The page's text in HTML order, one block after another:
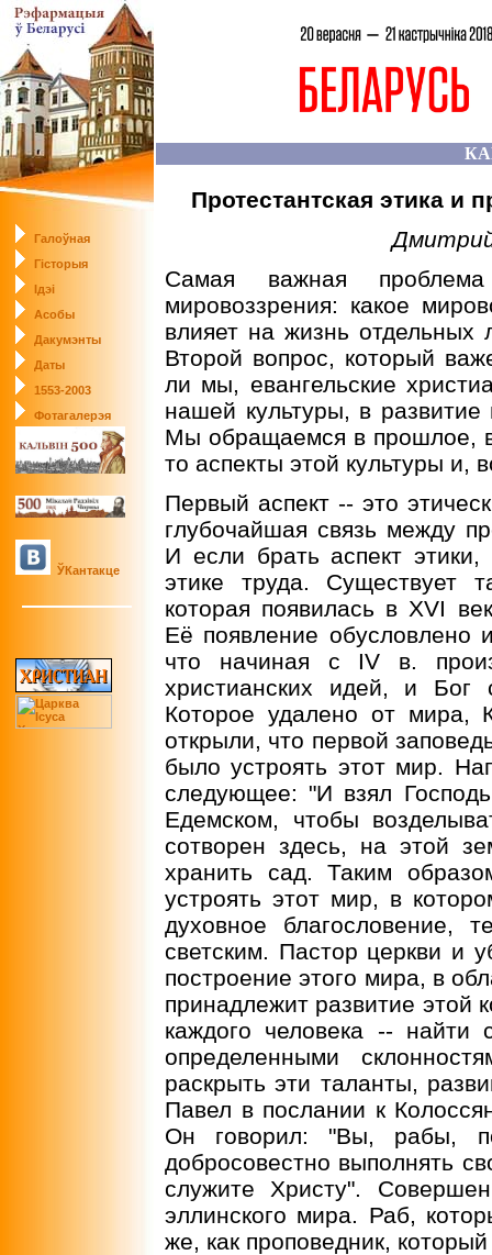
Галоўная
Гісторыя
Ідэі
Асобы
Дакумэнты
Даты
1553-2003
Фотагалерэя
ЎКантакце
Протестантская этика и
Самая важная
мировоззрения: какое
влияет на жизнь
Второй вопрос, который
ли мы, евангельские
нашей культуры, в развитие
Мы обращаемся в прошлое, в
то аспекты этой культуры и,
Первый аспект -- это
глубочайшая связь между
И если брать аспект
этике труда. Существует
которая появилась в XVI
Её появление обусловлено
что начиная с IV в.
христианских идей, и Бог
Которое удалено от мира,
открыли, что первой
было устроять этот мир.
следующее: "И взял
Едемском, чтобы
сотворен здесь, на этой
хранить сад. Таким
устроять этот мир, в
духовное благословение,
светским. Пастор церкви и
построение этого мира, в
принадлежит развитие этой
каждого человека -- найти
определенными
раскрыть эти таланты,
Павел в послании к
Он говорил: "Вы, рабы,
добросовестно выполнять
служите Христу".
эллинского мира. Раб,
же, как проповедник,